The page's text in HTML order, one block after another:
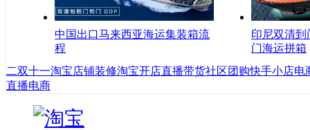
中国出口马来西亚海运集装箱流
程
印尼双清到
门海运拼箱
二双十一淘宝店铺装修淘宝开店直播带货社区团购快手小店电
直播电商